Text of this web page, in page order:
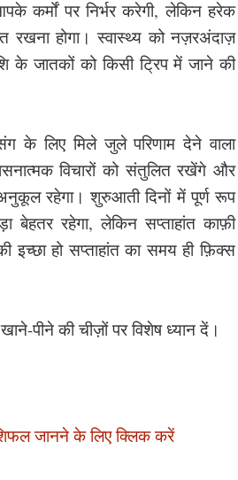
कर्मों पर निर्भर करेगी, लेकिन हरेक
रखना होगा। स्वास्थ्य को नज़रअंदाज़
के जातकों को किसी ट्रिप में जाने की
के लिए मिले जुले परिणाम देने वाला
विचारों को संतुलित रखेंगे और
रहेगा। शुरुआती दिनों में पूर्ण रूप
बेहतर रहेगा, लेकिन सप्ताहांत काफ़ी
इच्छा हो सप्ताहांत का समय ही फ़िक्स
पीने की चीज़ों पर विशेष ध्यान दें।
जानने के लिए क्लिक करें